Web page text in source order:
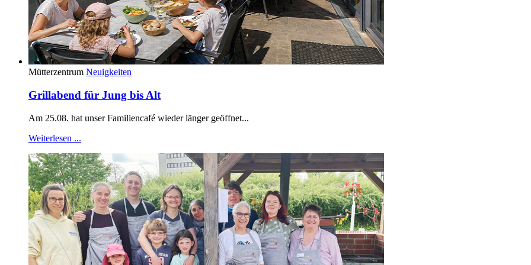
Mütterzentrum Neuigkeiten
Grillabend für Jung bis Alt
Am 25.08. hat unser Familiencafé wieder länger geöffnet...
Weiterlesen ...